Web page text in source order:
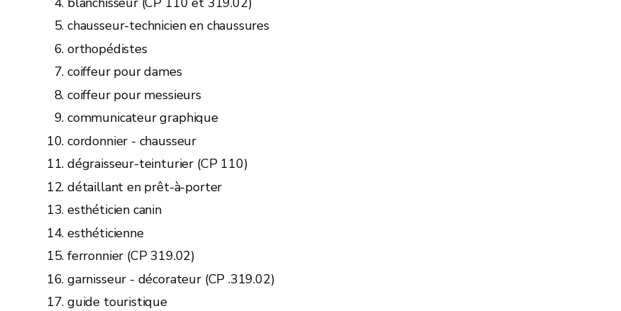
chausseur-technicien en chaussures
orthopédistes
coiffeur pour dames
coiffeur pour messieurs
communicateur graphique
cordonnier - chausseur
dégraisseur-teinturier (CP 110)
détaillant en prêt-à-porter
esthéticien canin
esthéticienne
ferronnier (CP 319.02)
garnisseur - décorateur (CP .319.02)
guide touristique